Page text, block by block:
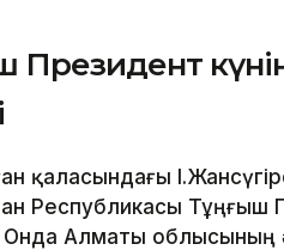
Президент
қаласындағы
Республикасы Тұңғыш
Онда Алматы облысының